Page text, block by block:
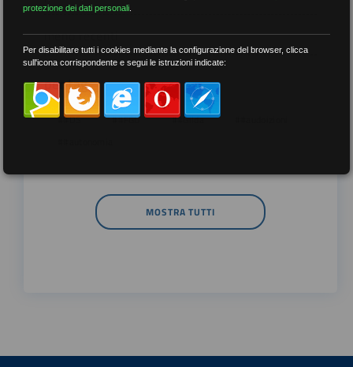
meno recenti
per tag
##DS ##FGU ##Gilda
MOSTRA TUTTI
protezione dei dati personali
Per disabilitare tutti i cookies mediante la configurazione del browser, clicca
sull'icona corrispondente e segui le istruzioni indicate: